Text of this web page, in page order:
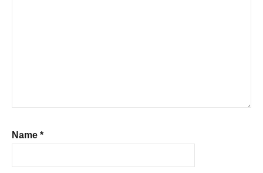
Name *